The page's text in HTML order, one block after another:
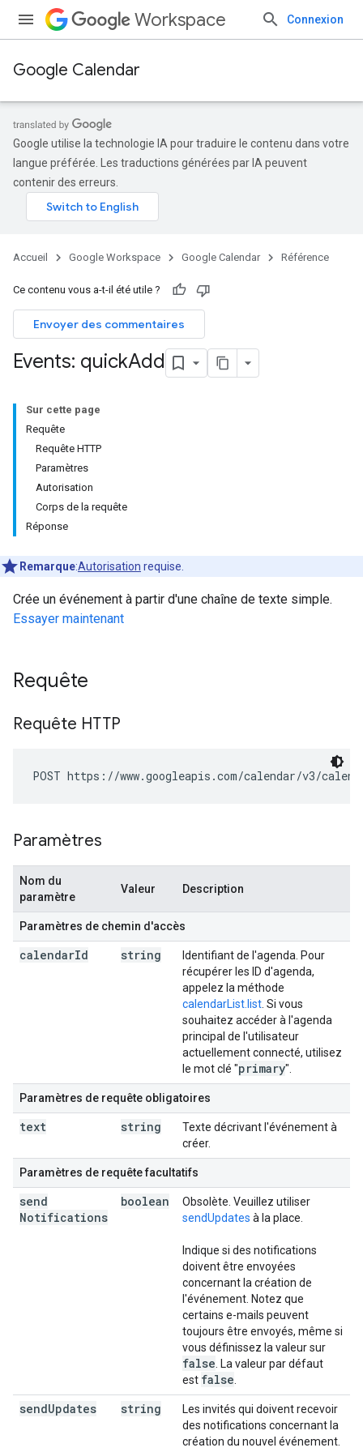
Workspace Connexion
Google Calendar
Google utilise la technologie IA pour traduire le contenu dans votre
langue préférée. Les traductions générées par IA peuvent
contenir des erreurs.
Accueil Google Workspace Google Calendar Référence
Ce contenu vous a-t-il été utile ?
Envoyer des commentaires
Events: quickAdd
Sur cette page
Requête
Requête HTTP
Paramètres
Autorisation
Corps de la requête
Réponse
Remarque:Autorisation requise.
Crée un événement à partir d'une chaîne de texte simple.
Essayer maintenant
Requête
Requête HTTP
POST https://www.googleapis.com/calendar/v3/
Paramètres
Nom du
paramètre
Valeur Description
Paramètres de chemin d'accès
calendarId string
Identifiant de l'agenda. Pour
récupérer les ID d'agenda,
appelez la méthode
calendarList.list . Si vous
souhaitez accéder à l'agenda
principal de l'utilisateur
actuellement connecté, utilisez
le mot clé "primary".
Paramètres de requête obligatoires
text string
Texte décrivant l'événement à
créer.
Paramètres de requête facultatifs
send
Notifications
boolean
Obsolète. Veuillez utiliser
sendUpdates à la place.
Indique si des notifications
doivent être envoyées
concernant la création de
l'événement. Notez que
certains e-mails peuvent
toujours être envoyés, même si
vous définissez la valeur sur
false . La valeur par défaut
est false
sendUpdates string
Les invités qui doivent recevoir
des notifications concernant la
création du nouvel événement.